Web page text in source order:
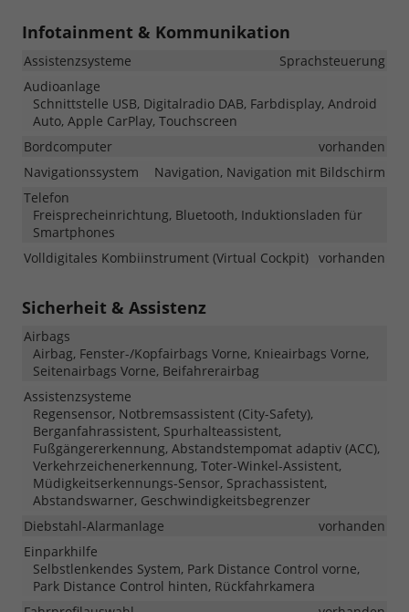
Infotainment & Kommunikation
Assistenzsysteme
Sprachsteuerung
Audioanlage
Schnittstelle USB, Digitalradio DAB, Farbdisplay, Android
Auto, Apple CarPlay, Touchscreen
Bordcomputer
vorhanden
Navigationssystem
Navigation, Navigation mit Bildschirm
Telefon
Freisprecheinrichtung, Bluetooth, Induktionsladen für
Smartphones
Volldigitales Kombiinstrument (Virtual Cockpit) vorhanden
Sicherheit & Assistenz
Airbags
Airbag, Fenster-/Kopfairbags Vorne, Knieairbags Vorne,
Seitenairbags Vorne, Beifahrerairbag
Assistenzsysteme
Regensensor, Notbremsassistent (City-Safety),
Berganfahrassistent, Spurhalteassistent,
Fußgängererkennung, Abstandstempomat adaptiv (ACC),
Verkehrzeichenerkennung, Toter-Winkel-Assistent,
Müdigkeitserkennungs-Sensor, Sprachassistent,
Abstandswarner, Geschwindigkeitsbegrenzer
Diebstahl-Alarmanlage
vorhanden
Einparkhilfe
Selbstlenkendes System, Park Distance Control vorne,
Park Distance Control hinten, Rückfahrkamera